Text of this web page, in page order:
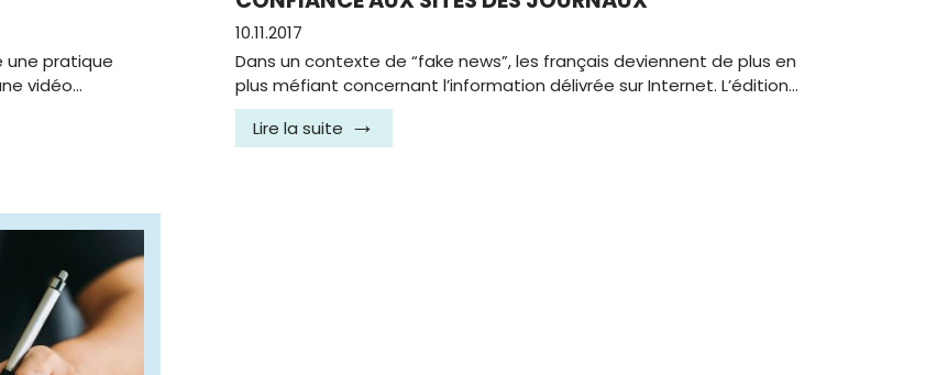
une pratique
vidéo…
10.11.2017
Dans un contexte de “fake news”, les français deviennent de plus en
plus méfiant concernant l’information délivrée sur Internet. L’édition…
Lire la suite